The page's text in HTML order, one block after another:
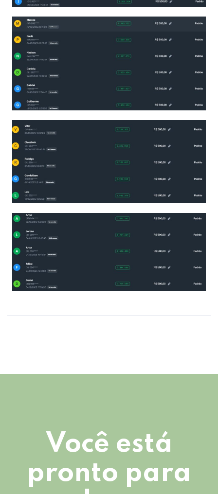
Você está
pronto para